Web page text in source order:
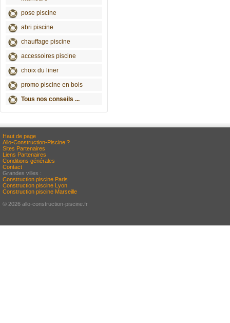
pose piscine
abri piscine
chauffage piscine
accessoires piscine
choix du liner
promo piscine en bois
Tous nos conseils ...
Haut de page
Allo-Construction-Piscine ?
Sites Partenaires
Liens Partenaires
Conditions générales
Contact
Grandes villes :
Construction piscine Paris
Construction piscine Lyon
Construction piscine Marseille
© 2026 allo-construction-piscine.fr